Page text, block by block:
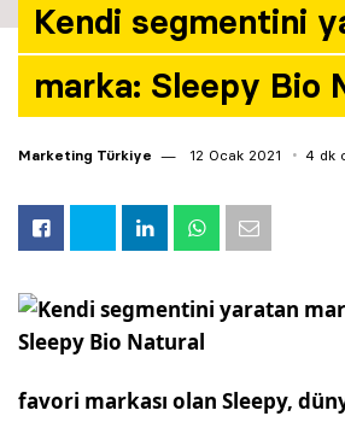
Kendi segmentini
marka: Sleepy Bio
Marketing Türkiye 12 Ocak 2021 4 dk
favori markası olan Sleepy,